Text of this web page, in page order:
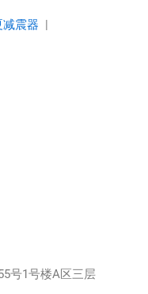
减震器
号1号楼A区三层